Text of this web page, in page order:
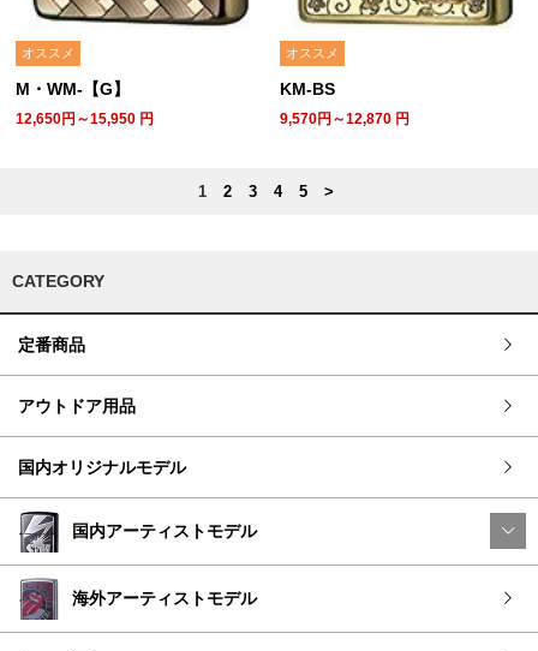
オススメ
M・WM-【G】
12,650円～15,950 円
オススメ
KM-BS
9,570円～12,870 円
1 2 3 4 5 >
CATEGORY
定番商品
アウトドア用品
国内オリジナルモデル
国内アーティストモデル
海外アーティストモデル